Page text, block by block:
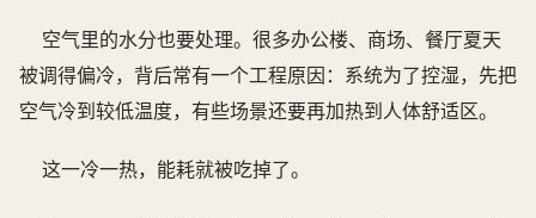
空气里的水分也要处理。很多办公楼、商场、餐厅夏天
被调得偏冷，背后常有一个工程原因：系统为了控湿，先把
空气冷到较低温度，有些场景还要再加热到人体舒适区。
这一冷一热，能耗就被吃掉了。